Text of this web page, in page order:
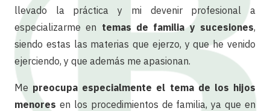
llevado la práctica y mi devenir profesional a
especializarme en temas de familia y sucesiones,
siendo estas las materias que ejerzo, y que he venido
ejerciendo, y que además me apasionan.
Me preocupa especialmente el tema de los hijos
menores en los procedimientos de familia, ya que en